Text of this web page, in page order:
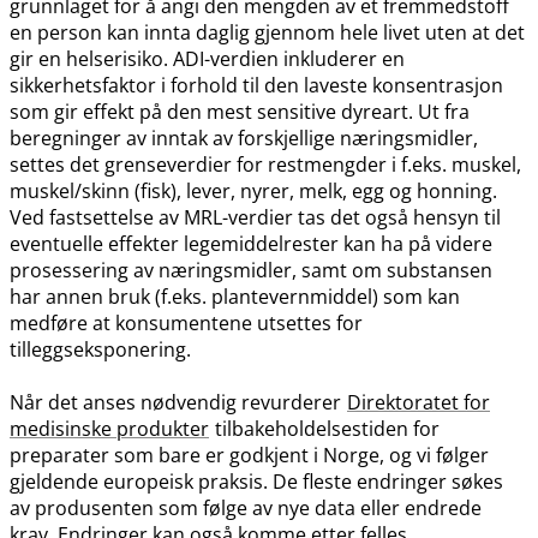
grunnlaget for å angi den mengden av et fremmedstoff
en person kan innta daglig gjennom hele livet uten at det
gir en helserisiko. ADI-verdien inkluderer en
sikkerhetsfaktor i forhold til den laveste konsentrasjon
som gir effekt på den mest sensitive dyreart. Ut fra
beregninger av inntak av forskjellige næringsmidler,
settes det grenseverdier for restmengder i f.eks. muskel,
muskel​/​skinn (fisk), lever, nyrer, melk, egg og honning.
Ved fastsettelse av MRL-verdier tas det også hensyn til
eventuelle effekter legemiddelrester kan ha på videre
prosessering av næringsmidler, samt om substansen
har annen bruk (f.eks. plantevernmiddel) som kan
medføre at konsumentene utsettes for
tilleggseksponering.
Når det anses nødvendig revurderer Direktoratet for
medisinske produkter tilbakeholdelsestiden for
preparater som bare er godkjent i Norge, og vi følger
gjeldende europeisk praksis. De fleste endringer søkes
av produsenten som følge av nye data eller endrede